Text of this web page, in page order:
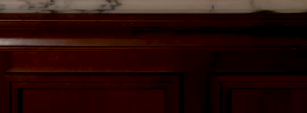
las mesas y abandonen el establecimiento.
Los Buffets cierran a las horas siguientes:
22h30: cierre de los buffets de las entradas
23.00 horas: cierre de la asadora y de los bufes calientes